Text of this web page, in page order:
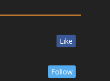
Like
Follow